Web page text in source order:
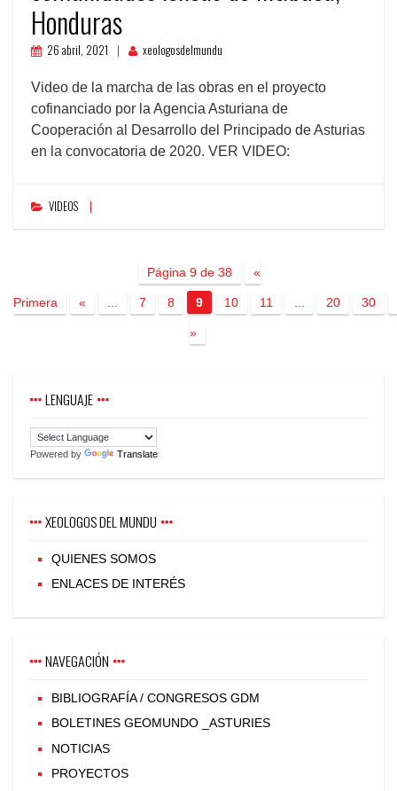
Honduras
26 abril, 2021 xeologosdelmundu
Video de la marcha de las obras en el proyecto
cofinanciado por la Agencia Asturiana de
Cooperación al Desarrollo del Principado de Asturias
en la convocatoria de 2020. VER VIDEO:
VIDEOS
Página 9 de 38 «
Primera « 7 8 9 10 11 20 30
»
LENGUAJE
Powered by Translate
XEOLOGOS DEL MUNDU
QUIENES SOMOS
ENLACES DE INTERÉS
NAVEGACIÓN
BIBLIOGRAFÍA / CONGRESOS GDM
BOLETINES GEOMUNDO _ASTURIES
NOTICIAS
PROYECTOS